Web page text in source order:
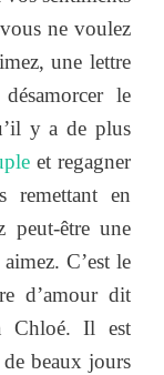
ne voulez
une lettre
le
y a de plus
et regagner
remettant en
peut-être une
C’est le
d’amour dit
Chloé. Il est
beaux jours